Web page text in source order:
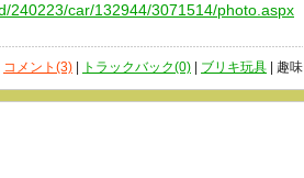
240223/car/132944/3071514/photo.aspx
コメント(3) トラックバック(0) ブリキ玩具 | 趣味